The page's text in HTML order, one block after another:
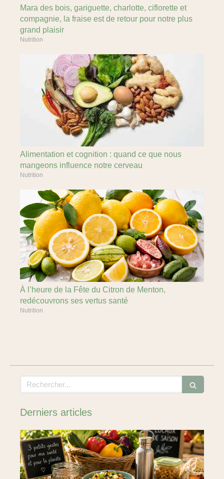
Mara des bois, gariguette, charlotte, ciflorette et
compagnie, la fraise est de retour pour notre plus
grand plaisir
Nutrition
Alimentation et cognition : quand ce que nous
mangeons influence notre cerveau
Nutrition
À l’heure de la Fête du Citron de Menton,
redécouvrons ses vertus santé
Nutrition
Rechercher
Derniers articles